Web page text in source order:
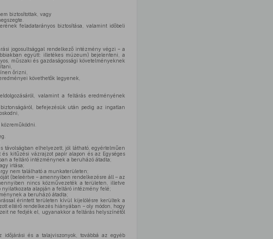
biztosítottak, vagy
feladatarányos biztosítása, valamint időbeli
jogosultsággal rendelkező intézmény végzi – a
együtt: illetékes múzeum) bejelenteni, a
műszaki és gazdaságossági követelményeknek
őrizni,
követhetők legyenek,
valamint a feltárás eredményének
befejezésük után pedig az ingatlan
elhelyezett, jól látható, egyértelműen
kitűzési vázrajzot papír alapon és az Egységes
a feltáró intézménynek a beruházó átadta;
irtása;
nem található a munkaterületen;
(beleértve – amennyiben rendelkezésre áll – az
nincs közművezeték a területen, illetve
nyilatkozata alapján a feltáró intézmény felé;
a beruházó átadta;
érintett területen kívül kijelölésre kerültek a
eltérő rendelkezés hiányában – oly módon, hogy
ne fedjék el, ugyanakkor a feltárás helyszínétől
és a talajviszonyok, továbbá az egyéb